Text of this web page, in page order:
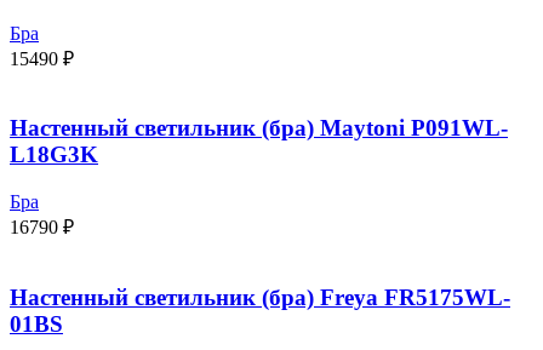
Бра
15490 ₽
Настенный светильник (бра) Maytoni P091WL-
L18G3K
Бра
16790 ₽
Настенный светильник (бра) Freya FR5175WL-
01BS